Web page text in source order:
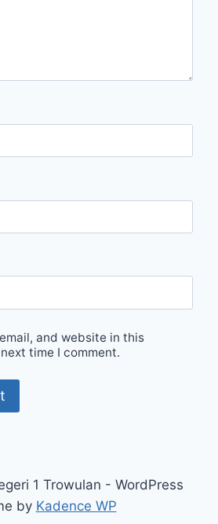
and website in this
time I comment.
1 Trowulan - WordPress
by Kadence WP